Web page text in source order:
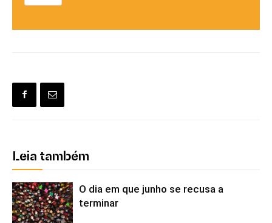
Leia também
O dia em que junho se recusa a
terminar